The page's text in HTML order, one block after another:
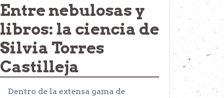
Entre nebulosas y
libros: la ciencia de
Silvia Torres
Castilleja
Dentro de la extensa gama de